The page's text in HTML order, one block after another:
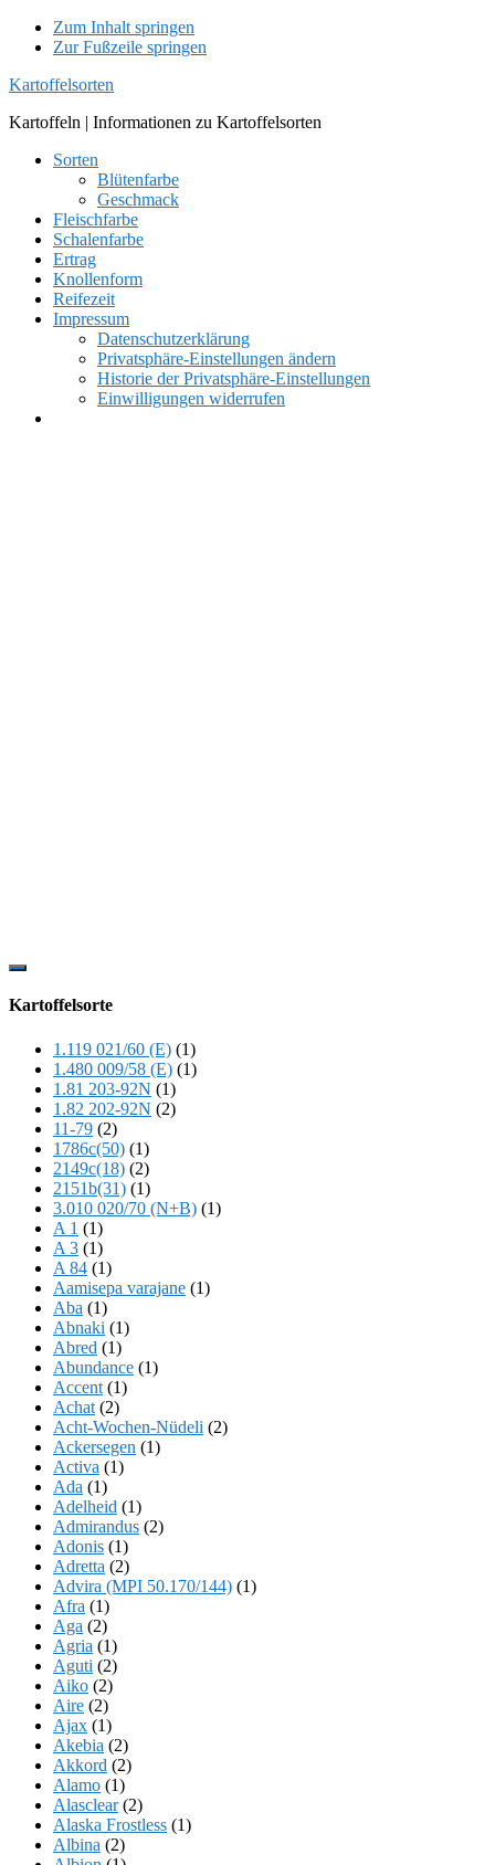
Zum Inhalt springen
Zur Fußzeile springen
Kartoffelsorten
Kartoffeln | Informationen zu Kartoffelsorten
Sorten
Blütenfarbe
Geschmack
Fleischfarbe
Schalenfarbe
Ertrag
Knollenform
Reifezeit
Impressum
Datenschutzerklärung
Privatsphäre-Einstellungen ändern
Historie der Privatsphäre-Einstellungen
Einwilligungen widerrufen
Show
Content
Kartoffelsorte
1.119 021/60 (E) (1)
1.480 009/58 (E) (1)
1.81 203-92N (1)
1.82 202-92N (2)
11-79 (2)
1786c(50) (1)
2149c(18) (2)
2151b(31) (1)
3.010 020/70 (N+B) (1)
A 1 (1)
A 3 (1)
A 84 (1)
Aamisepa varajane (1)
Aba (1)
Abnaki (1)
Abred (1)
Abundance (1)
Accent (1)
Achat (2)
Acht-Wochen-Nüdeli (2)
Ackersegen (1)
Activa (1)
Ada (1)
Adelheid (1)
Admirandus (2)
Adonis (1)
Adretta (2)
Advira (MPI 50.170/144) (1)
Afra (1)
Aga (2)
Agria (1)
Aguti (2)
Aiko (2)
Aire (2)
Ajax (1)
Akebia (2)
Akkord (2)
Alamo (1)
Alasclear(2)
Alaska Frostless (1)
Albina (2)